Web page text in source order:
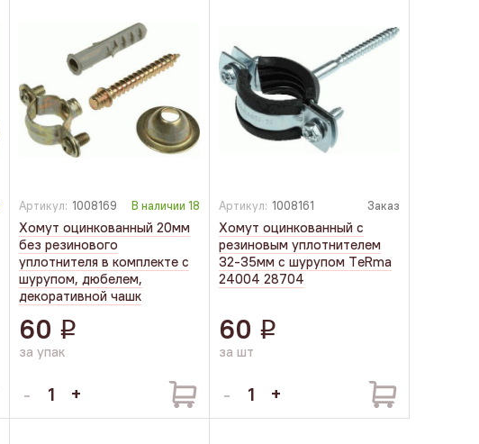
Артикул: 1008169 В наличии 18
Хомут оцинкованный 20мм
без резинового
уплотнителя в комплекте с
шурупом, дюбелем,
декоративной чашк
60 q
за упак
Артикул: 1008161 Заказ
Хомут оцинкованный с
резиновым уплотнителем
32-35мм с шурупом TеRmа
24004 28704
60 q
за шт